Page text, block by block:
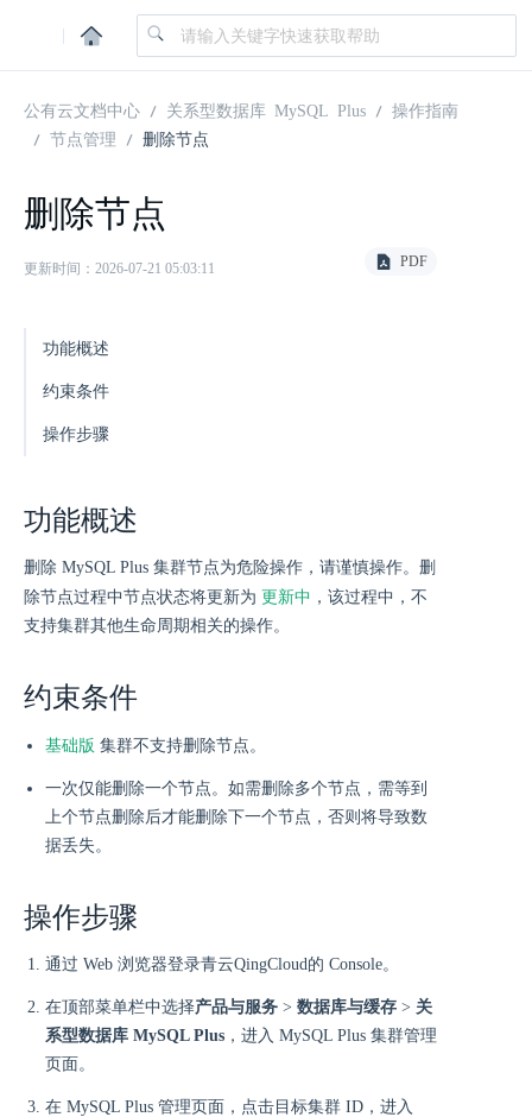
|
公有云文档中心 关系型数据库 MySQL Plus
操作指南
节点管理
删除节点
删除节点
更新时间：2026-07-21 05:03:11 PDF
功能概述
约束条件
操作步骤
功能概述
删除 MySQL Plus 集群节点为危险操作，请谨慎操作。删
除节点过程中节点状态将更新为 更新中 ，该过程中，不
支持集群其他生命周期相关的操作。
约束条件
基础版 集群不支持删除节点。
一次仅能删除一个节点。如需删除多个节点，需等到
上个节点删除后才能删除下一个节点，否则将导致数
据丢失。
操作步骤
通过 Web 浏览器登录青云QingCloud的 Console。
在顶部菜单栏中选择产品与服务 > 数据库与缓存 > 关
系型数据库 MySQL Plus ，进入 MySQL Plus 集群管理
页面。
在 MySQL Plus 管理页面，点击目标集群 ID，进入